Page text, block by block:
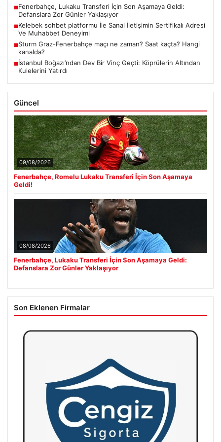
■Fenerbahçe, Lukaku Transferi İçin Son Aşamaya Geldi:
Defanslara Zor Günler Yaklaşıyor
■Kelebek sohbet platformu İle Sanal İletişimin Sertifikalı Adresi
Ve Muhabbet Deneyimi
■Sturm Graz-Fenerbahçe maçı ne zaman? Saat kaçta? Hangi
kanalda?
■İstanbul Boğazı’ndan Dev Bir Vinç Geçti: Köprülerin Altından
Kulelerini Yatırdı
Güncel
09/08/2026
Fenerbahçe, Romelu Lukaku Transferi İçin Son Aşamaya
Geldi!
08/08/2026
Fenerbahçe, Lukaku Transferi İçin Son Aşamaya Geldi:
Defanslara Zor Günler Yaklaşıyor
Son Eklenen Firmalar